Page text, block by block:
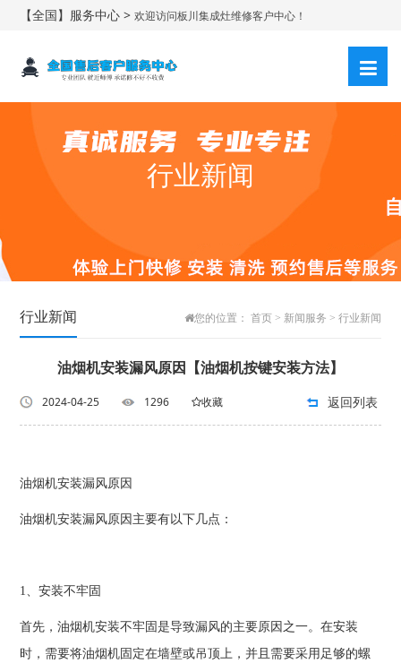
【全国】服务中心 >欢迎访问板川集成灶维修客户中心！
行业新闻
行业新闻 您的位置： 首页> 新闻服务 > 行业新闻
油烟机安装漏风原因【油烟机按键安装方法】
2024-04-25 1296 收藏 返回列表
油烟机安装漏风原因
油烟机安装漏风原因主要有以下几点：
1、安装不牢固
首先，油烟机安装不牢固是导致漏风的主要原因之一。在安装
时，需要将油烟机固定在墙壁或吊顶上，并且需要采用足够的螺